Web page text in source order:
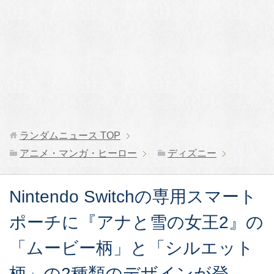
ランダムニュース TOP
アニメ・マンガ・ヒーロー
ディズニー
Nintendo Switchの専用スマート
ポーチに『アナと雪の女王2』の
「ムービー柄」と「シルエット